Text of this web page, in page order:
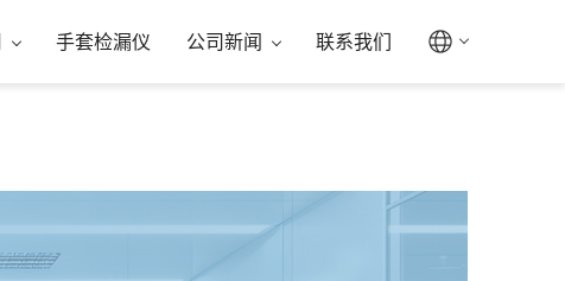
手套检漏仪 公司新闻 联系我们